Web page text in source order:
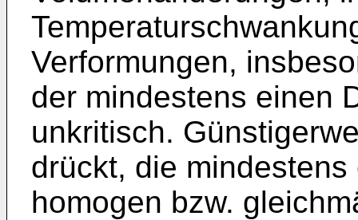
Verformungen,
der mindestens einen
unkritisch.
drückt, die
homogen bzw.